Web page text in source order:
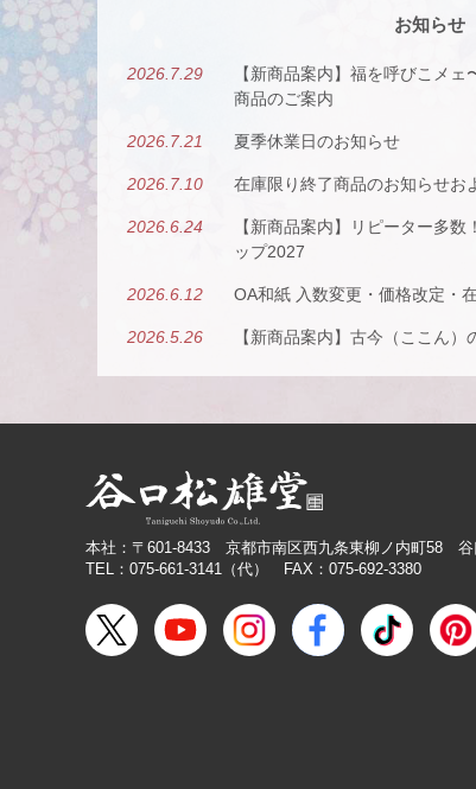
お知らせ
2026.7.29
【新商品案内】福を呼びこメ
商品のご案内
2026.7.21 夏季休業日のお知らせ
2026.7.10 在庫限り終了商品のお知らせお
2026.6.24
【新商品案内】リピーター多
ップ2027
2026.6.12 OA和紙 入数変更・価格改定・
2026.5.26 【新商品案内】古今（ここん）
2026.4.22
【新商品案内】派手すぎないが
2026.3.19 価格改定商品のお知らせ【色紙】
2026.3.11 商品リニューアルのご案内
2026.2.27 価格改定商品のお知らせ【芳名
2026.2.26 【無料提供】売場づくりを応援
ランドへと誘うアートグッズ
本社：〒601-8433 京都市南区西九条東柳ノ内町58 谷
TEL：075-661-3141（代） FAX：075-692-3380